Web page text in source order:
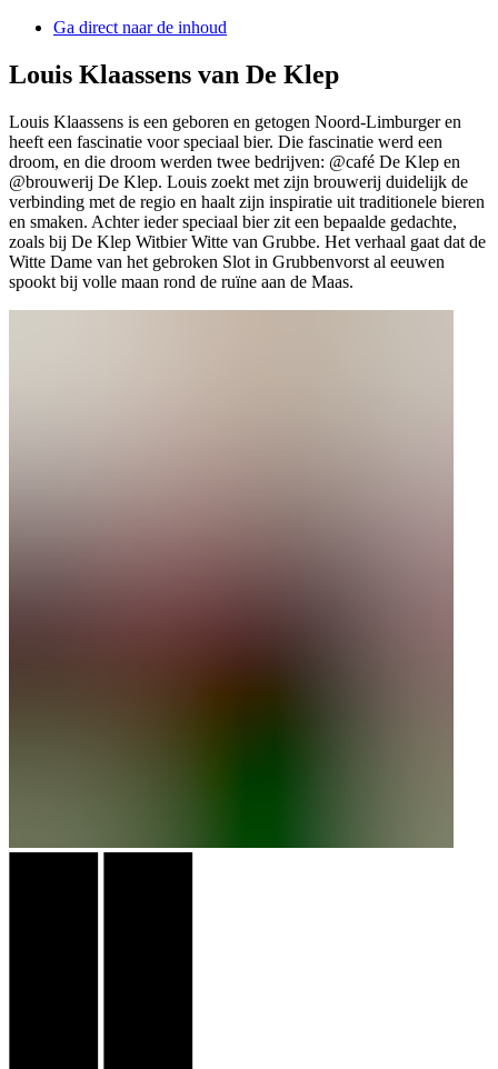
Ga direct naar de inhoud
Louis Klaassens van De Klep
Louis Klaassens is een geboren en getogen Noord-Limburger en
heeft een fascinatie voor speciaal bier. Die fascinatie werd een
droom, en die droom werden twee bedrijven: @café De Klep en
@brouwerij De Klep. Louis zoekt met zijn brouwerij duidelijk de
verbinding met de regio en haalt zijn inspiratie uit traditionele bieren
en smaken. Achter ieder speciaal bier zit een bepaalde gedachte,
zoals bij De Klep Witbier Witte van Grubbe. Het verhaal gaat dat de
Witte Dame van het gebroken Slot in Grubbenvorst al eeuwen
spookt bij volle maan rond de ruïne aan de Maas.